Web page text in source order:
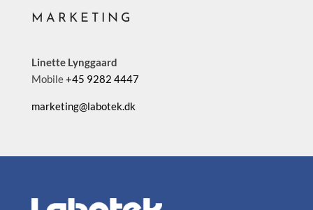
MARKETING
Linette Lynggaard
Mobile+45 9282 4447
marketing@labotek.dk